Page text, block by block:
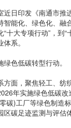
日印发《南通市推
能化、绿色化、融
十大专项行动”，到
系。
色低碳转型行动。
面，聚焦轻工、纺
年实施绿色低碳
碳)工厂等绿色制造
区碳足迹监测与评估